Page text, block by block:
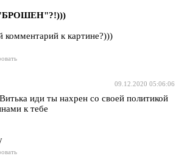
"БРОШЕН"?!)))
комментарий к картине?)))
09.12.2020 05:06:06
иди ты нахрен со своей политикой
к тебе